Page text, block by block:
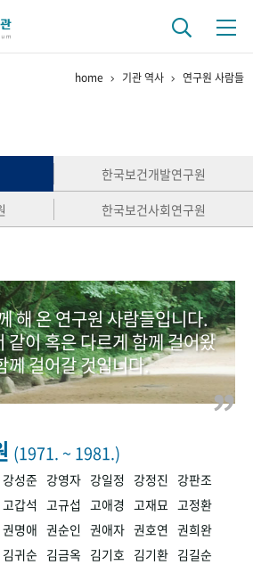
보는 연구 역사
연구자들
록물 행정박물 영상 기록물
+1
home 기관 역사 연구원 사람들
한국보건개발연구원
한국보건사회연구원
해 온 연구원 사람들입니다.
같이 혹은 다르게 함께 걸어왔
께 걸어갈 것입니다.
(1971. ~ 1981.)
강성준 강영자 강일정 강정진
강판조
고갑석 고규섭 고애경 고재묘 고정환
권명애 권순인 권애자 권호연 권희완
김귀순 김금옥 김기호 김기환 김길순